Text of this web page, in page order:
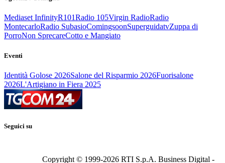
Mediaset InfinityR101Radio 105Virgin RadioRadio
MontecarloRadio SubasioComingsoonSuperguidatvZuppa di
PorroNon SprecareCotto e Mangiato
Eventi
Identità Golose 2026Salone del Risparmio 2026Fuorisalone
2026L'Artigiano in Fiera 2025
Seguici su
Copyright © 1999-2026 RTI S.p.A. Business Digital -